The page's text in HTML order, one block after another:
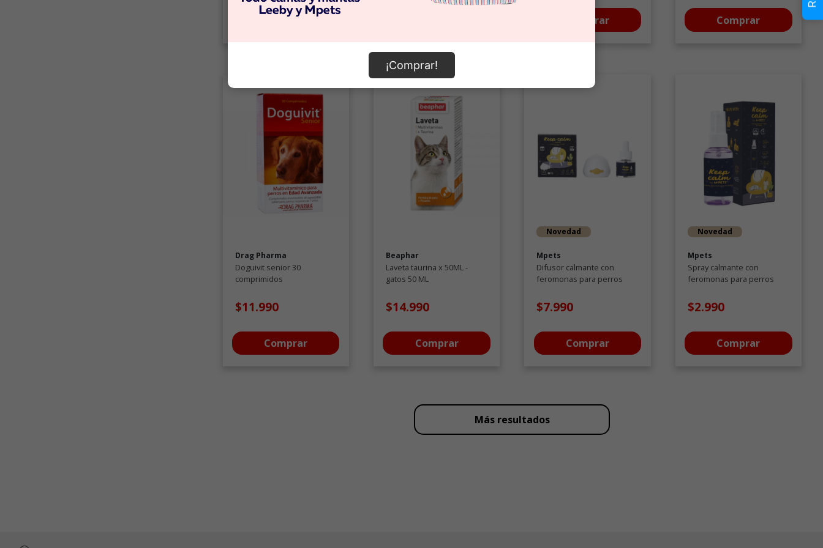
¡Comprar!
Comprar Comprar Comprar
Drag Pharma
Doguivit senior 30
comprimidos
$11.990
Comprar
Beaphar
Laveta taurina x 50ML -
gatos 50 ML
$14.990
Comprar
Novedad
Mpets
Difusor calmante con
feromonas para perros
$7.990
Comprar
Novedad
Mpets
Spray calmante con
feromonas para perros
$2.990
Comprar
Más resultados